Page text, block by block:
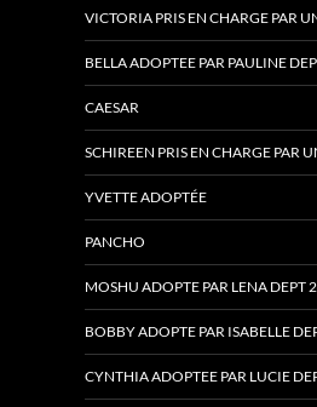
VICTORIA PRIS EN CHARGE PAR
BELLA ADOPTEE PAR PAULINE
CAESAR
SCHIREEN PRIS EN CHARGE PAR
YVETTE ADOPTÉE
PANCHO
MOSHU ADOPTE PAR LENA DEPT
BOBBY ADOPTE PAR ISABELLE
CYNTHIA ADOPTEE PAR LUCIE